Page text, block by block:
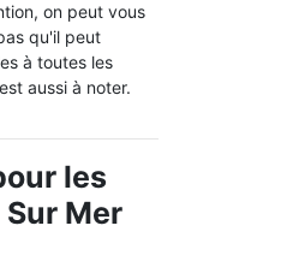
on peut vous
qu'il peut
à toutes les
aussi à noter.
les
Mer